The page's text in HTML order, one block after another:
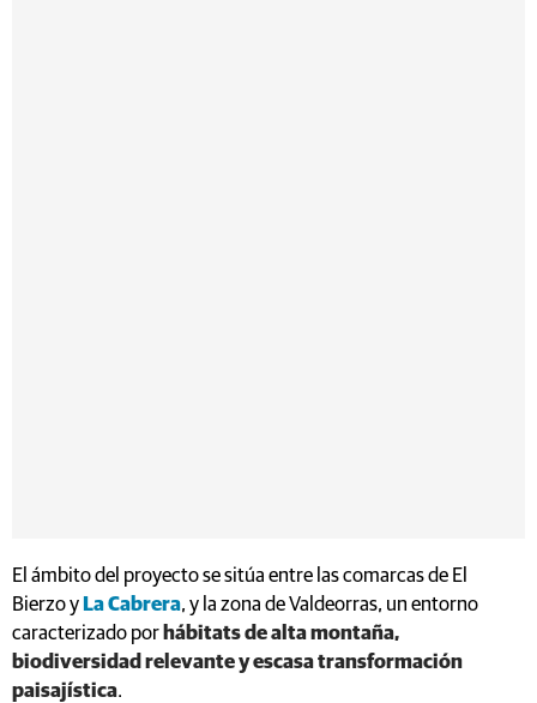
El ámbito del proyecto se sitúa entre las comarcas de El
Bierzo y La Cabrera, y la zona de Valdeorras, un entorno
caracterizado por hábitats de alta montaña,
biodiversidad relevante y escasa transformación
paisajística.